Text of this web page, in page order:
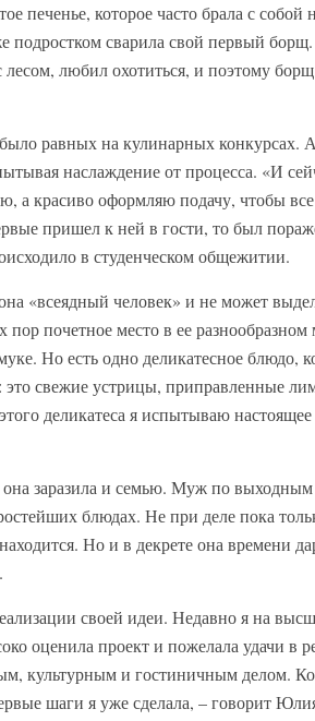
печенье, которое часто брала с собой
подростком сварила свой первый
лесом, любил охотиться, и поэтому
равных на кулинарных конкурсах.
наслаждение от процесса. «И
а красиво оформляю подачу, чтобы
пришел к ней в гости, то был
в студенческом общежитии.
«всеядный человек» и не может
почетное место в ее
Но есть одно деликатесное блюдо,
это свежие устрицы, приправленные
деликатеса я испытываю
заразила и семью. Муж по выходным
блюдах. Не при деле пока
Но и в декрете она времени
своей идеи. Недавно я на
оценила проект и пожелала удачи в
культурным и гостиничным делом.
шаги я уже сделала, – говорит